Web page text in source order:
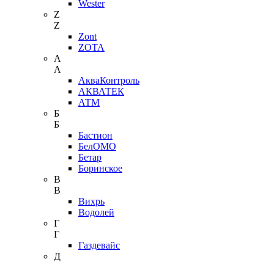
Wester
Z
Z
Zont
ZOTA
А
А
АкваКонтроль
АКВАТЕК
АТМ
Б
Б
Бастион
БелОМО
Бетар
Боринское
В
В
Вихрь
Водолей
Г
Г
Газдевайс
Д